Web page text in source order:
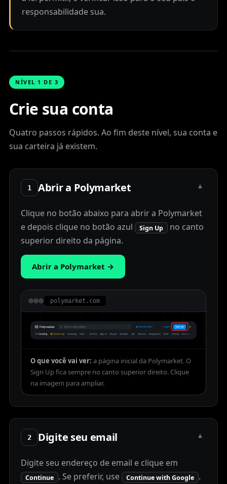
responsabilidade sua.
NÍVEL 1 DE 3
Crie sua conta
Quatro passos rápidos. Ao fim deste nível, sua conta e
sua carteira já existem.
1 Abrir a Polymarket ▾
Clique no botão abaixo para abrir a Polymarket
e depois clique no botão azul
Sign Up
no canto
superior direito da página.
Abrir a Polymarket →
polymarket.com
O que você vai ver: a página inicial da Polymarket. O
Sign Up fica sempre no canto superior direito.
2 Digite seu email ▾
Digite seu endereço de email e clique em
Continue . Se preferir, use Continue with Google .